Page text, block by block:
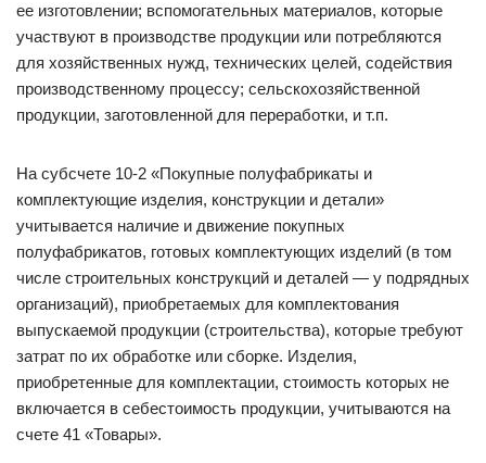
ее изготовлении; вспомогательных материалов, которые
участвуют в производстве продукции или потребляются
для хозяйственных нужд, технических целей, содействия
производственному процессу; сельскохозяйственной
продукции, заготовленной для переработки, и т.п.
На субсчете 10-2 «Покупные полуфабрикаты и
комплектующие изделия, конструкции и детали»
учитывается наличие и движение покупных
полуфабрикатов, готовых комплектующих изделий (в том
числе строительных конструкций и деталей — у подрядных
организаций), приобретаемых для комплектования
выпускаемой продукции (строительства), которые требуют
затрат по их обработке или сборке. Изделия,
приобретенные для комплектации, стоимость которых не
включается в себестоимость продукции, учитываются на
счете 41 «Товары».